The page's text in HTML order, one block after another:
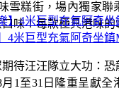
雪糕街，場內獨家聯
味！每款極具港味的
4米巨型充氣阿奇坐鎮
待汪汪隊立大功：恐
月1至31日隆重呈獻